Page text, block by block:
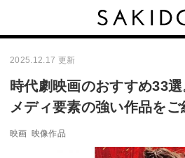
2025.12.17 更新
時代劇映画のおすすめ33
メディ要素の強い作品をご
映画 映像作品